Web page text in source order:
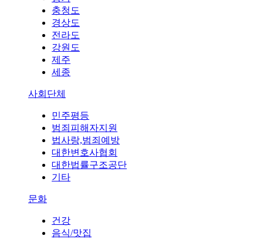
충청도
경상도
전라도
강원도
제주
세종
사회단체
민주평등
범죄피해자지원
법사랑,범죄예방
대한변호사협회
대한법률구조공단
기타
문화
건강
음식/맛집